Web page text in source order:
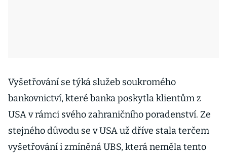
Vyšetřování se týká služeb soukromého
bankovnictví, které banka poskytla klientům z
USA v rámci svého zahraničního poradenství. Ze
stejného důvodu se v USA už dříve stala terčem
vyšetřování i zmíněná UBS, která neměla tento